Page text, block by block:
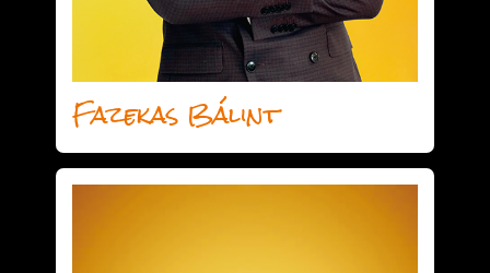
Fazekas Bálint